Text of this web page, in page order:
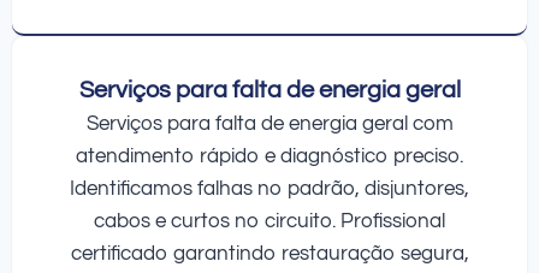
Serviços para falta de energia geral
Serviços para falta de energia geral com
atendimento rápido e diagnóstico preciso.
Identificamos falhas no padrão, disjuntores,
cabos e curtos no circuito. Profissional
certificado garantindo restauração segura,